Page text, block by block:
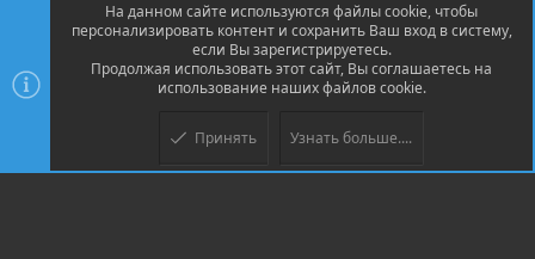
Community platform by XenForo ® © 2010-2026 XenForo Ltd.
© Jason Axelrod of 8WAYRUN
На данном сайте используются файлы cookie, чтобы
персонализировать контент и сохранить Ваш вход в систему,
если Вы зарегистрируетесь.
Продолжая использовать этот сайт, Вы соглашаетесь на
использование наших файлов cookie.
Принять Узнать больше....